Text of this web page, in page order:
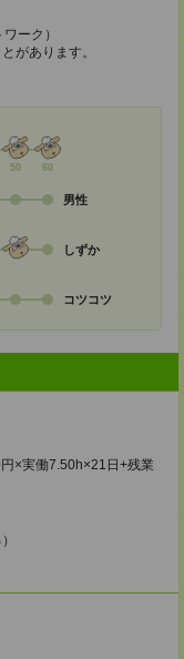
ーク）
があります。
50 60
男性
しずか
コツコツ
×実働7.50h×21日+残業